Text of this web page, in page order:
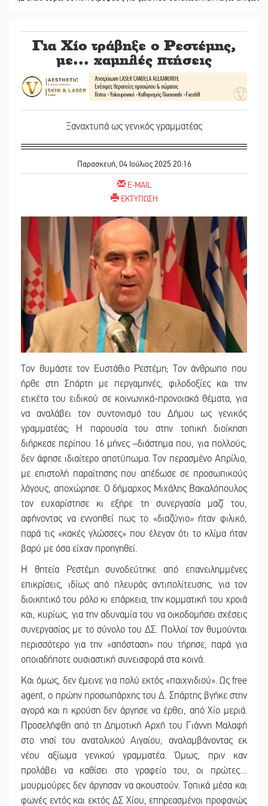
Για Χίο τράβηξε ο Ρεστέμης,
με... χαμηλές πτήσεις
Ξαναχτυπά ως γενικός γραμματέας
Παρασκευή, 04 Ιούλιος 2025 20:16
E-MAIL
ΕΚΤΥΠΩΣΗ
Τον θυμάστε τον Ευστάθιο Ρεστέμη; Τον άνθρωπο που
ήρθε στη Σπάρτη με περγαμηνές, φιλοδοξίες και την
ετικέτα του ειδικού σε κοινωνικά-προνοιακά θέματα, για
να αναλάβει τον συντονισμό του Δήμου ως γενικός
γραμματέας; Η παρουσία του στην τοπική διοίκηση
διήρκεσε περίπου 16 μήνες –διάστημα που, για πολλούς,
δεν άφησε ιδιαίτερο αποτύπωμα. Τον περασμένο Απρίλιο,
με επιστολή παραίτησης που απέδωσε σε προσωπικούς
λόγους, αποχώρησε. Ο δήμαρχος Μιχάλης Βακαλόπουλος
τον ευχαρίστησε κι εξήρε τη συνεργασία μαζί του,
αφήνοντας να εννοηθεί πως το «διαζύγιο» ήταν φιλικό,
παρά τις «κακές γλώσσες» που έλεγαν ότι το κλίμα ήταν
βαρύ με όσα είχαν προηγηθεί.
Η θητεία Ρεστέμη συνοδεύτηκε από επανειλημμένες
επικρίσεις, ιδίως από πλευράς αντιπολίτευσης, για τον
διοικητικό του ρόλο κι επάρκεια, την κομματική του χροιά
και, κυρίως, για την αδυναμία του να οικοδομήσει σχέσεις
συνεργασίας με το σύνολο του ΔΣ. Πολλοί τον θυμούνται
περισσότερο για την «απόσταση» που τήρησε, παρά για
οποιαδήποτε ουσιαστική συνεισφορά στα κοινά.
Και όμως, δεν έμεινε για πολύ εκτός «παιχνιδιού». Ως free
agent, ο πρώην προσωπάρχης του Δ. Σπάρτης βγήκε στην
αγορά και η κρούση δεν άργησε να έρθει, από Χίο μεριά.
Προσελήφθη από τη Δημοτική Αρχή του Γιάννη Μαλαφή
στο νησί του ανατολικού Αιγαίου, αναλαμβάνοντας εκ
νέου αξίωμα γενικού γραμματέα. Όμως, πριν καν
προλάβει να καθίσει στο γραφείο του, οι πρώτες…
μουρμούρες δεν άργησαν να ακουστούν. Τοπικά μέσα και
φωνές εντός και εκτός ΔΣ Χίου, επηρεασμένοι προφανώς